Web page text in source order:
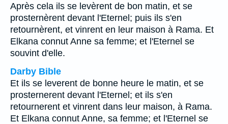
Après cela ils se levèrent de bon matin, et se
prosternèrent devant l'Eternel; puis ils s'en
retournèrent, et vinrent en leur maison à Rama. Et
Elkana connut Anne sa femme; et l'Eternel se
souvint d'elle.
Darby Bible
Et ils se leverent de bonne heure le matin, et se
prosternerent devant l'Eternel; et ils s'en
retournerent et vinrent dans leur maison, à Rama.
Et Elkana connut Anne, sa femme; et l'Eternel se